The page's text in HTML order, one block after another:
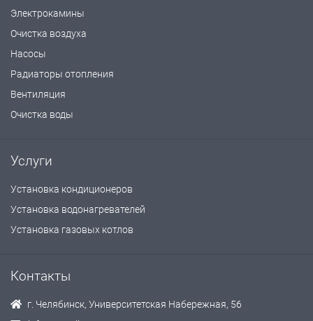
Электрокамины
Очистка воздуха
Насосы
Радиаторы отопления
Вентиляция
Очистка воды
Услуги
Установка кондиционеров
Установка водонагревателей
Установка газовых котлов
Контакты
г. Челябинск, Университетская Набережная, 56